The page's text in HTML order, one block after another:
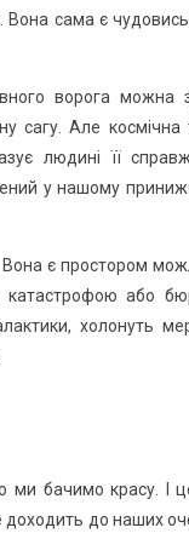
сама є
ворога
сагу. Але
людині її
у нашому
є простором
або
холонуть
бачимо красу. І
доходить до наших